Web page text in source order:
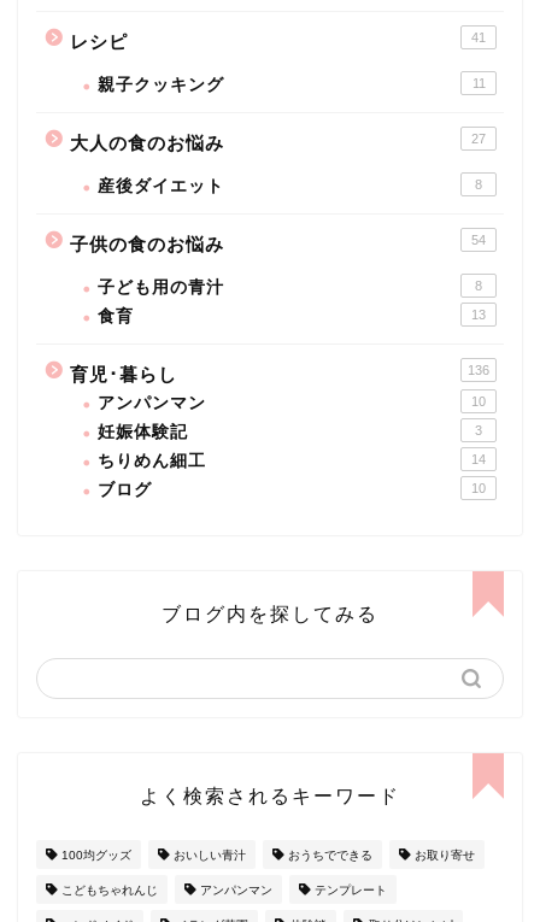
レシピ 41
親子クッキング 11
大人の食のお悩み 27
産後ダイエット 8
子供の食のお悩み 54
子ども用の青汁 8
食育 13
育児･暮らし 136
アンパンマン 10
妊娠体験記 3
ちりめん細工 14
ブログ 10
ブログ内を探してみる
よく検索されるキーワード
100均グッズ おいしい青汁 おうちでできる お取り寄せ
こどもちゃれんじ アンパンマン テンプレート